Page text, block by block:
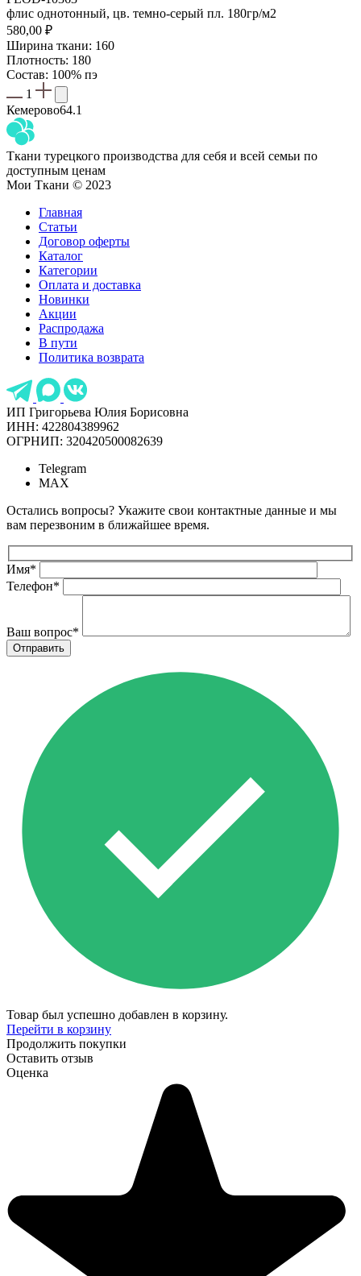
флис однотонный, цв. темно-серый пл. 180гр/м2
580,00 ₽
Ширина ткани: 160
Плотность: 180
Состав: 100% пэ
1
Кемерово64.1
Ткани турецкого производства для себя и всей семьи по
доступным ценам
Мои Ткани © 2023
Главная
Статьи
Договор оферты
Каталог
Категории
Оплата и доставка
Новинки
Акции
Распродажа
В пути
Политика возврата
ИП Григорьева Юлия Борисовна
ИНН: 422804389962
ОГРНИП: 320420500082639
Telegram
MAX
Остались вопросы? Укажите свои контактные данные и мы
вам перезвоним в ближайшее время.
Имя*
Телефон*
Ваш вопрос*
Товар был успешно добавлен в корзину.
Перейти в корзину
Продолжить покупки
Оставить отзыв
Оценка